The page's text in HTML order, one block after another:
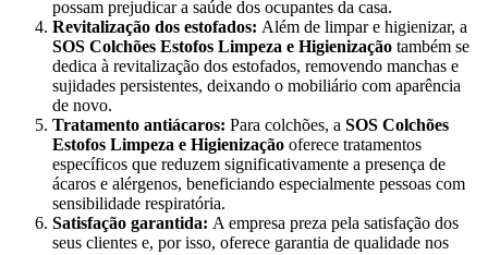
possam prejudicar a saúde dos ocupantes da casa.
Revitalização dos estofados: Além de limpar e higienizar, a
SOS Colchões Estofos Limpeza e Higienização também se
dedica à revitalização dos estofados, removendo manchas e
sujidades persistentes, deixando o mobiliário com aparência
de novo.
Tratamento antiácaros: Para colchões, a SOS Colchões
Estofos Limpeza e Higienização oferece tratamentos
específicos que reduzem significativamente a presença de
ácaros e alérgenos, beneficiando especialmente pessoas com
sensibilidade respiratória.
Satisfação garantida: A empresa preza pela satisfação dos
seus clientes e, por isso, oferece garantia de qualidade nos